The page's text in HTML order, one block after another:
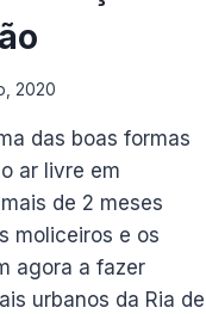
2020
das boas formas
ar livre em
de 2 meses
moliceiros e os
agora a fazer
urbanos da Ria de